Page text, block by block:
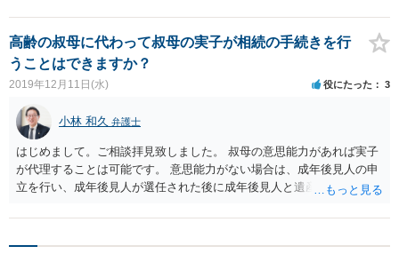
ので注意が必要です。
高齢の叔母に代わって叔母の実子が相続の手続きを行
うことはできますか？
2019年12月11日(水) 役にたった 3
小林 和久 弁護士
はじめまして。ご相談拝見致しました。 叔母の意思能力があれば実子
が代理することは可能です。 意思能力がない場合は、成年後見人の申
立を行い、成年後見人が選任された後に成年後見人と遺産分割協議を